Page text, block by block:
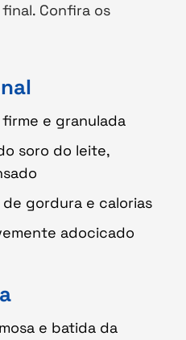
Confira os
e granulada
soro do leite,
gordura e calorias
adocicado
e batida da